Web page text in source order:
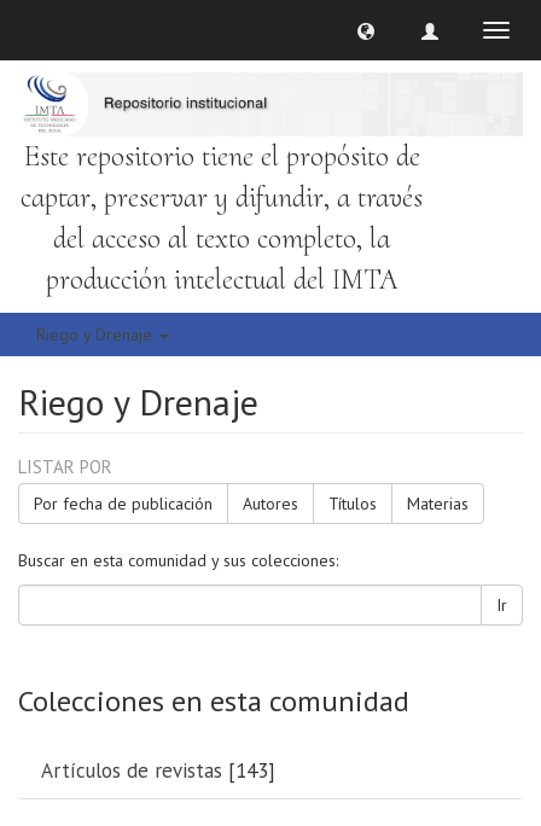
Este repositorio tiene el propósito de
captar, preservar y difundir, a través
del acceso al texto completo, la
producción intelectual del IMTA
Riego y Drenaje
Riego y Drenaje
LISTAR POR
Por fecha de publicación Autores Títulos Materias
Buscar en esta comunidad y sus colecciones:
Ir
Colecciones en esta comunidad
Artículos de revistas [143]